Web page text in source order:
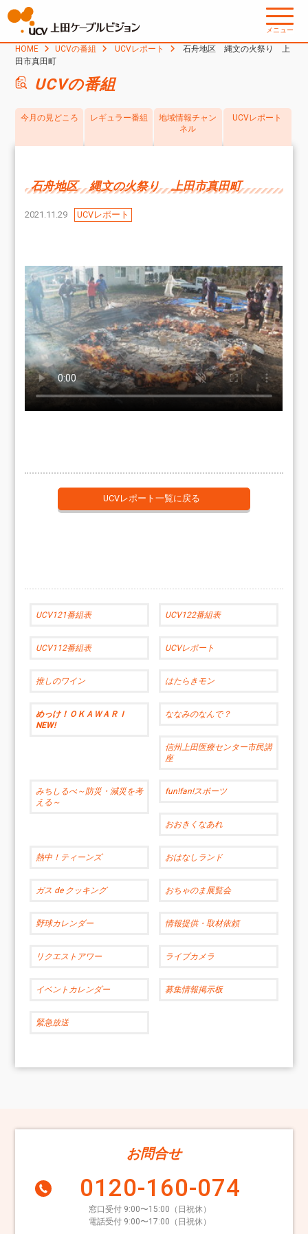
メニュー
HOME UCVの番組 UCVレポート
石舟地区 縄文の火祭り 上
田市真田町
UCVの番組
今月の見どころ レギュラー番組
地域情報チャン
ネル
UCVレポート
石舟地区 縄文の火祭り 上田市真田町
2021.11.29 UCVレポート
UCVレポート一覧に戻る
UCV121番組表 UCV122番組表
UCV112番組表 UCVレポート
推しのワイン はたらきモン
めっけ！ＯＫＡＷＡＲＩ
NEW!
ななみのなんで？
信州上田医療センター市民講
座
みちしるべ～防災・減災を考
える～
fun!fan!スポーツ
おおきくなあれ
熱中！ティーンズ おはなしランド
ガス de クッキング おちゃのま展覧会
野球カレンダー 情報提供・取材依頼
リクエストアワー ライブカメラ
イベントカレンダー 募集情報掲示板
緊急放送
お問合せ
0120-160-074
窓口受付 9:00〜15:00（日祝休）
電話受付 9:00〜17:00（日祝休）